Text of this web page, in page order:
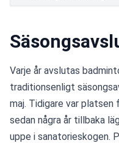
Varje år avslutas
traditionsenligt
maj. Tidigare var platsen
sedan några år tillbaka
uppe i sanatorieskogen.